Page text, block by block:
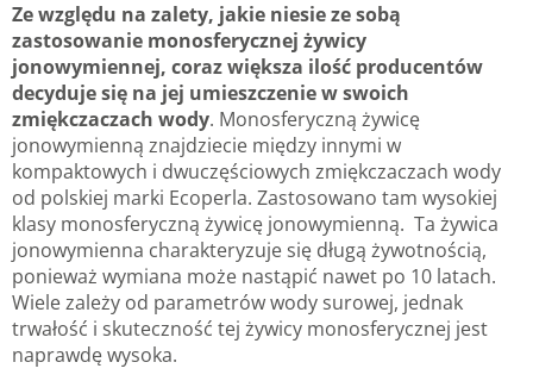
Ze względu na zalety, jakie niesie ze sobą
zastosowanie monosferycznej żywicy
jonowymiennej, coraz większa ilość producentów
decyduje się na jej umieszczenie w swoich
zmiękczaczach wody. Monosferyczną żywicę
jonowymienną znajdziecie między innymi w
kompaktowych i dwuczęściowych zmiękczaczach wody
od polskiej marki Ecoperla. Zastosowano tam wysokiej
klasy monosferyczną żywicę jonowymienną. Ta żywica
jonowymienna charakteryzuje się długą żywotnością,
ponieważ wymiana może nastąpić nawet po 10 latach.
Wiele zależy od parametrów wody surowej, jednak
trwałość i skuteczność tej żywicy monosferycznej jest
naprawdę wysoka.